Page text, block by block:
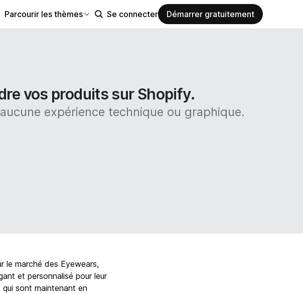
Parcourir les thèmes Se connecter Démarrer gratuitement
vos produits sur Shopify.
expérience technique ou graphique.
le marché des Eyewears,
et personnalisé pour leur
sont maintenant en